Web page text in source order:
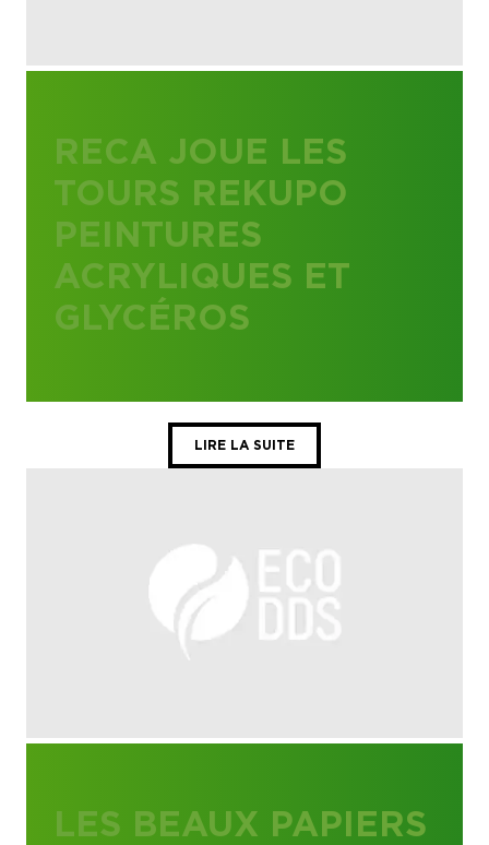
RECA JOUE LES
TOURS REKUPO
PEINTURES
ACRYLIQUES ET
GLYCÉROS
LIRE LA SUITE
LES BEAUX PAPIERS